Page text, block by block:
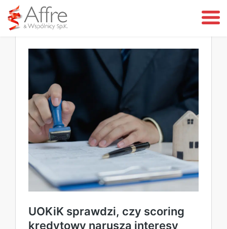
UOKiK sprawdzi, czy scoring
kredytowy narusza interesy